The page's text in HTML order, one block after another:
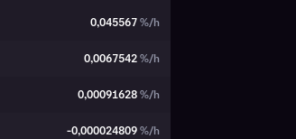
0,045567%/h
0,0067542%/h
0,00091628%/h
-0,000024809%/h